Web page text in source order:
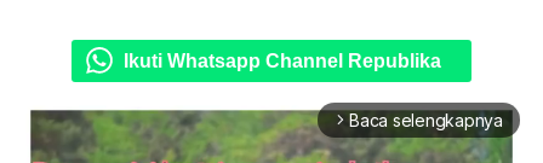
Ikuti Whatsapp Channel Republika
arrow_forward_ios Baca selengkapnya